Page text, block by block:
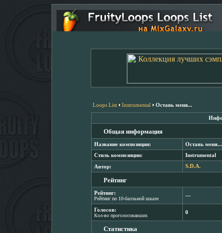
Loops List Instrumental Оставь меня...
Общая информация
Название композиции: Оставь меня...
Стиль композиции: Instrumental
Автор: S.D.A.
Рейтинг
Рейтинг:
Рейтинг по 10-балльной шкале
―
Голосов:
Кол-во проголосовавших
0
Статистика